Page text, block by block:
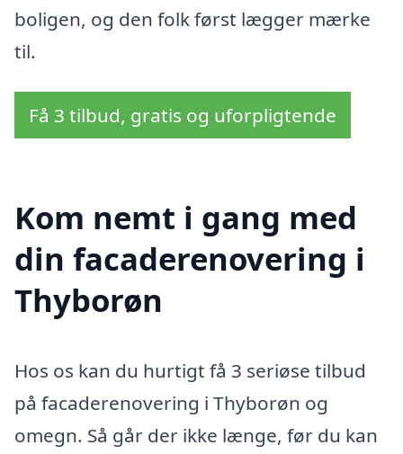
boligen, og den folk først lægger mærke
til.
Få 3 tilbud, gratis og uforpligtende
Kom nemt i gang med
din facaderenovering i
Thyborøn
Hos os kan du hurtigt få 3 seriøse tilbud
på facaderenovering i Thyborøn og
omegn. Så går der ikke længe, før du kan